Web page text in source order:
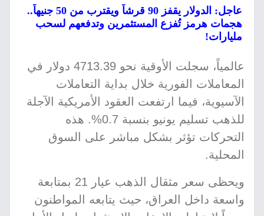
عاجل: الدولار يقفز 90 قرشاً ويقترب من 50 جنيهاً..
هجمات هرمز تُفزع المستثمرين وتدفعهم لسحب
مليارات!
عالمياً، سجلت الأوقية نحو 4713.39 دولار في
المعاملات الفورية خلال بداية التعاملات
الآسيوية، فيما ارتفعت العقود الأمريكية الآجلة
للذهب تسليم يونيو بنسبة 0.7%. هذه
التحركات تؤثر بشكل مباشر على السوق
المحلية.
ويحظى سعر مثقال الذهب عيار 21 بمتابعة
واسعة داخل العراق، حيث يتابعه المواطنون